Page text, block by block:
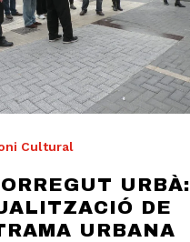
Cultural
URBÀ:
DE
URBANA